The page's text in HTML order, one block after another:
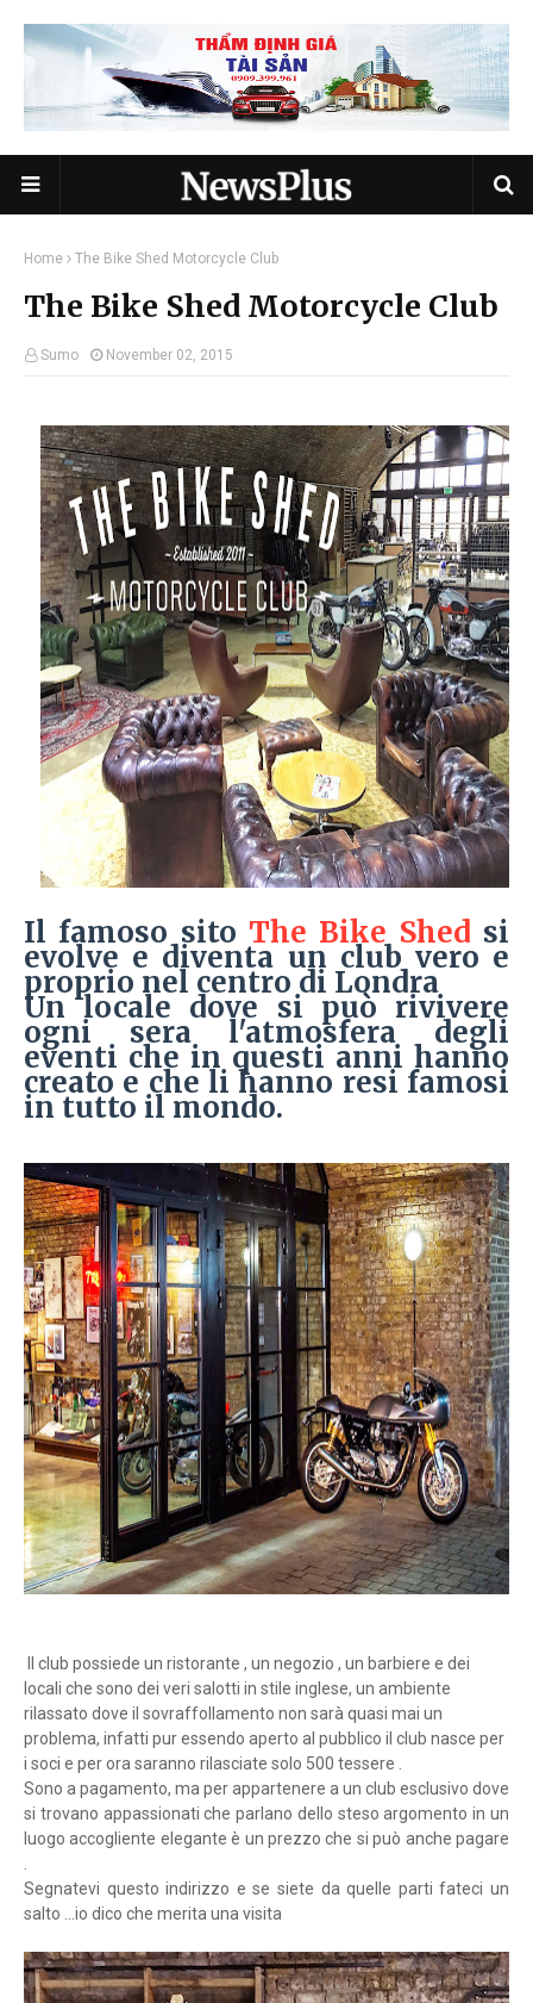
Home The Bike Shed Motorcycle Club
The Bike Shed Motorcycle Club
Sumo November 02, 2015
Il famoso sito The Bike Shed si
evolve e diventa un club vero e
proprio nel centro di Londra
Un locale dove si può rivivere
ogni sera l'atmosfera degli
eventi che in questi anni hanno
creato e che li hanno resi famosi
in tutto il mondo.
Il club possiede un ristorante , un negozio , un barbiere e dei
locali che sono dei veri salotti in stile inglese, un ambiente
rilassato dove il sovraffollamento non sarà quasi mai un
problema, infatti pur essendo aperto al pubblico il club nasce per
i soci e per ora saranno rilasciate solo 500 tessere .
Sono a pagamento, ma per appartenere a un club esclusivo dove
si trovano appassionati che parlano dello steso argomento in un
luogo accogliente elegante è un prezzo che si può anche pagare
Segnatevi questo indirizzo e se siete da quelle parti fateci un
salto ...io dico che merita una visita